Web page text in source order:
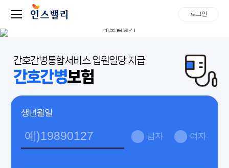
로그인
간호간병통합서비스 입원일당 지급
간호간병보험
생년월일
남자 여자